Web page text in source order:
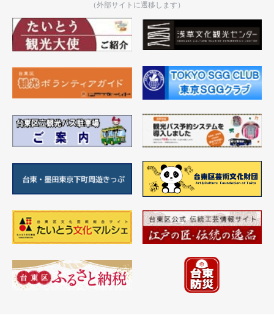
（外部サイトに遷移します）